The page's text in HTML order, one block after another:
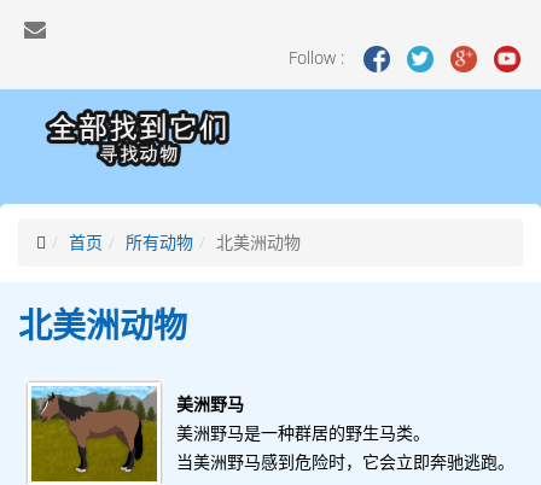
Follow :
首页 所有动物 北美洲动物
北美洲动物
美洲野马
美洲野马是一种群居的野生马类。
当美洲野马感到危险时，它会立即奔驰逃跑。